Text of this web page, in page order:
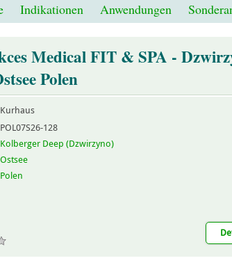
Indikationen Anwendungen
Medical FIT & SPA -
Polen
Kurhaus
POL07S26-128
Kolberger Deep (Dzwirzyno)
Ostsee
Polen